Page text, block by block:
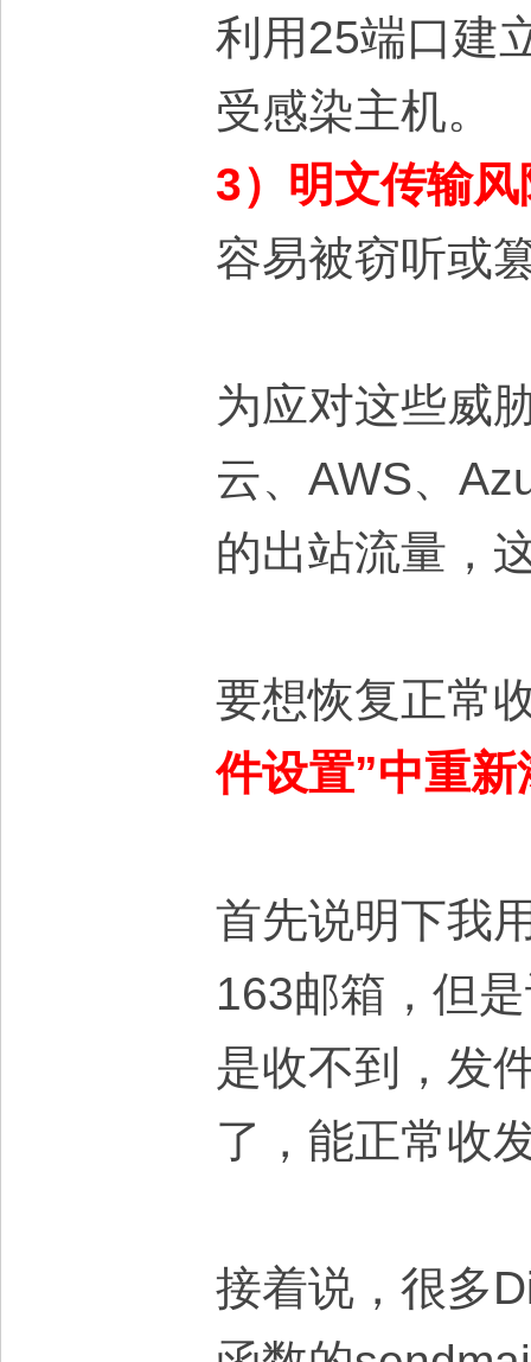
利用25端口建
受感染主机。
3）明文传输风
容易被窃听或
为应对这些威
云、AWS、
的出站流量，
要想恢复正常
件设置”中重
首先说明下我
163邮箱，但
是收不到，发
了，能正常收
接着说，很多